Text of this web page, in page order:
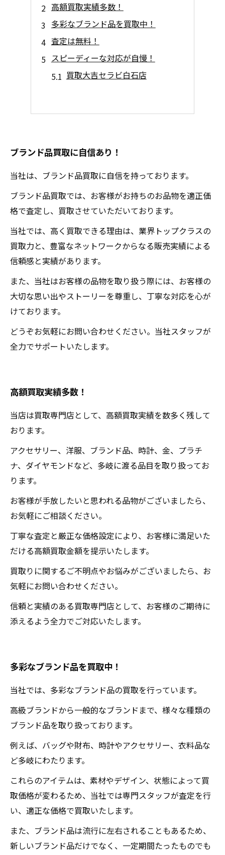
高額買取実績多数！
多彩なブランド品を買取中！
査定は無料！
スピーディーな対応が自慢！
買取大吉セラビ白石店
ブランド品買取に自信あり！
当社は、ブランド品買取に自信を持っております。
ブランド品買取では、お客様がお持ちのお品物を適正価
格で査定し、買取させていただいております。
当社では、高く買取できる理由は、業界トップクラスの
買取力と、豊富なネットワークからなる販売実績による
信頼感と実績があります。
また、当社はお客様の品物を取り扱う際には、お客様の
大切な思い出やストーリーを尊重し、丁寧な対応を心が
けております。
どうぞお気軽にお問い合わせください。当社スタッフが
全力でサポートいたします。
高額買取実績多数！
当店は買取専門店として、高額買取実績を数多く残して
おります。
アクセサリー、洋服、ブランド品、時計、金、プラチ
ナ、ダイヤモンドなど、多岐に渡る品目を取り扱ってお
ります。
お客様が手放したいと思われる品物がございましたら、
お気軽にご相談ください。
丁寧な査定と厳正な価格設定により、お客様に満足いた
だける高額買取金額を提示いたします。
買取りに関するご不明点やお悩みがございましたら、お
気軽にお問い合わせください。
信頼と実績のある買取専門店として、お客様のご期待に
添えるよう全力でご対応いたします。
多彩なブランド品を買取中！
当社では、多彩なブランド品の買取を行っています。
高級ブランドから一般的なブランドまで、様々な種類の
ブランド品を取り扱っております。
例えば、バッグや財布、時計やアクセサリー、衣料品な
ど多岐にわたります。
これらのアイテムは、素材やデザイン、状態によって買
取価格が変わるため、当社では専門スタッフが査定を行
い、適正な価格で買取いたします。
また、ブランド品は流行に左右されることもあるため、
新しいブランド品だけでなく、一定期間たったものでも